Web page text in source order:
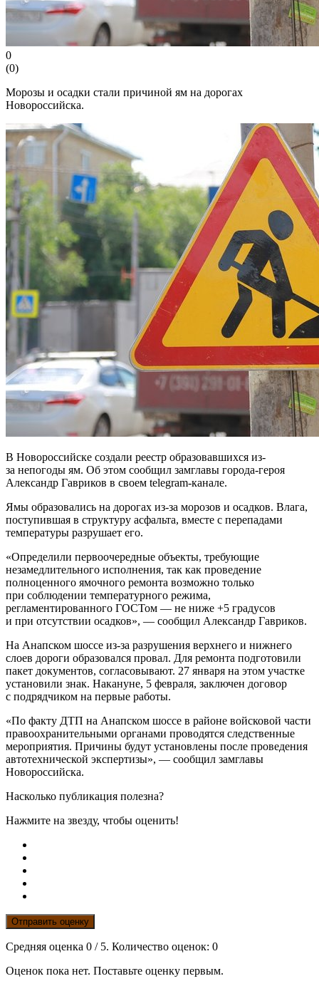
0
(0)
Морозы и осадки стали причиной ям на дорогах
Новороссийска.
В Новороссийске создали реестр образовавшихся из-
за непогоды ям. Об этом сообщил замглавы города-героя
Александр Гавриков в своем telegram-канале.
Ямы образовались на дорогах из-за морозов и осадков. Влага,
поступившая в структуру асфальта, вместе с перепадами
температуры разрушает его.
«Определили первоочередные объекты, требующие
незамедлительного исполнения, так как проведение
полноценного ямочного ремонта возможно только
при соблюдении температурного режима,
регламентированного ГОСТом — не ниже +5 градусов
и при отсутствии осадков», — сообщил Александр Гавриков.
На Анапском шоссе из-за разрушения верхнего и нижнего
слоев дороги образовался провал. Для ремонта подготовили
пакет документов, согласовывают. 27 января на этом участке
установили знак. Накануне, 5 февраля, заключен договор
с подрядчиком на первые работы.
«По факту ДТП на Анапском шоссе в районе войсковой части
правоохранительными органами проводятся следственные
мероприятия. Причины будут установлены после проведения
автотехнической экспертизы», — сообщил замглавы
Новороссийска.
Насколько публикация полезна?
Нажмите на звезду, чтобы оценить!
Отправить оценку
Средняя оценка 0 / 5. Количество оценок: 0
Оценок пока нет. Поставьте оценку первым.